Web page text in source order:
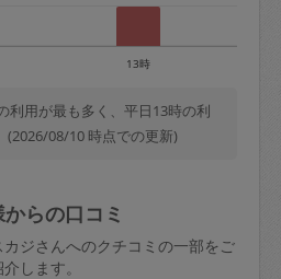
13時
利用が最も多く、平日13時の利
(2026/08/10 時点での更新)
らの口コミ
ジさんへのクチコミの一部をご
します。